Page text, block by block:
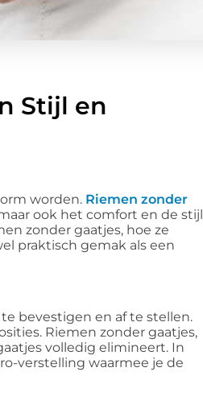
Stijl en
worden. Riemen zonder
ook het comfort en de stijl
zonder gaatjes, hoe ze
praktisch gemak als een
bevestigen en af te stellen.
Riemen zonder gaatjes,
volledig elimineert. In
verstelling waarmee je de